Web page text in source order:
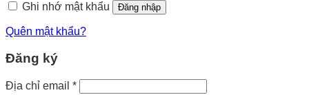
Ghi nhớ mật khẩu Đăng nhập
Quên mật khẩu?
Đăng ký
Địa chỉ email *